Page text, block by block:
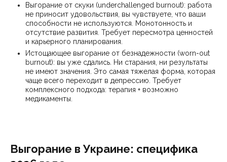
Выгорание от скуки (underchallenged burnout): работа
не приносит удовольствия, вы чувствуете, что ваши
способности не используются. Монотонность и
отсутствие развития. Требует пересмотра ценностей
и карьерного планирования.
Истощающее выгорание от безнадежности (worn-out
burnout): вы уже сдались. Ни старания, ни результаты
не имеют значения. Это самая тяжелая форма, которая
чаще всего переходит в депрессию. Требует
комплексного подхода: терапия + возможно
медикаменты.
Выгорание в Украине: специфика